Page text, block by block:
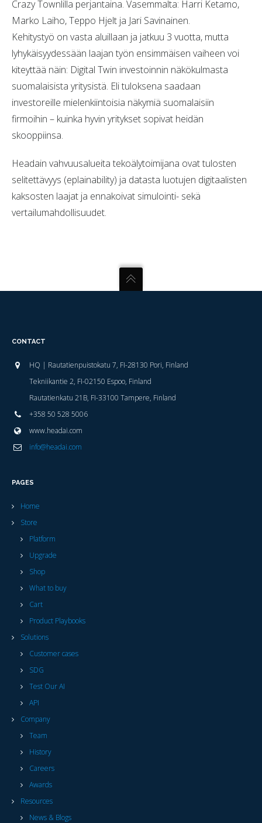
Crazy Townlilla perjantaina. Vasemmalta: Harri Ketamo,
Marko Laiho, Teppo Hjelt ja Jari Savinainen.
Kehitystyö on vasta aluillaan ja jatkuu 3 vuotta, mutta
lyhykäisyydessään laajan työn ensimmäisen vaiheen voi
kiteyttää näin: Digital Twin investoinnin näkökulmasta
suomalaisista yritysistä. Eli tuloksena saadaan
investoreille mielenkiintoisia näkymiä suomalaisiin
firmoihin – kuinka hyvin yritykset sopivat heidän
skooppiinsa.
Headain vahvuusalueita tekoälytoimijana ovat tulosten
selitettävyys (eplainability) ja datasta luotujen digitaalisten
kaksosten laajat ja ennakoivat simulointi- sekä
vertailumahdollisuudet.
CONTACT
HQ | Rautatienpuistokatu 7, FI-28130 Pori, Finland
Tekniikantie 2, FI-02150 Espoo, Finland
Rautatienkatu 21B, FI-33100 Tampere, Finland
+358 50 528 5006
www.headai.com
info@headai.com
PAGES
Home
Store
Platform
Upgrade
Shop
What to buy
Cart
Product Playbooks
Solutions
Customer cases
SDG
Test Our AI
API
Company
Team
History
Careers
Awards
Resources
News & Blogs